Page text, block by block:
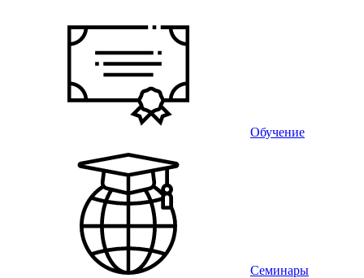
Обучение
Семинары